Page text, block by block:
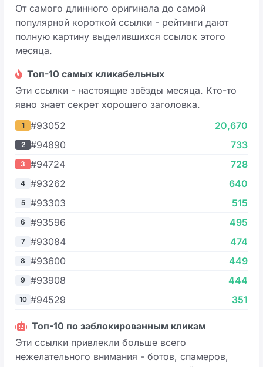
От самого длинного оригинала до самой
популярной короткой ссылки - рейтинги дают
полную картину выделившихся ссылок этого
месяца.
Топ-10 самых кликабельных
Эти ссылки - настоящие звёзды месяца. Кто-то
явно знает секрет хорошего заголовка.
1 #93052 20,670
2 #94890 733
3 #94724 728
4 #93262 640
5 #93303 515
6 #93596 495
7 #93084 474
8 #93600 449
9 #93908 444
10 #94529 351
Топ-10 по заблокированным кликам
Эти ссылки привлекли больше всего
нежелательного внимания - ботов, спамеров,